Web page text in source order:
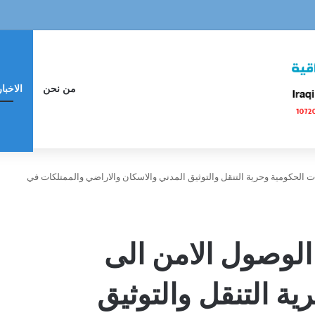
من نحن
وحرية التنقل والتوثيق المدني والاسكان والاراضي والممتلكات في
الامن الى
التنقل والتوثيق